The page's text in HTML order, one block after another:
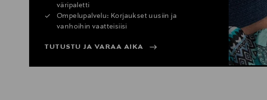
väripaletti
Ompelupalvelu: Korjaukset uusiin ja
vanhoihin vaatteisiisi
TUTUSTU JA VARAA AIKA